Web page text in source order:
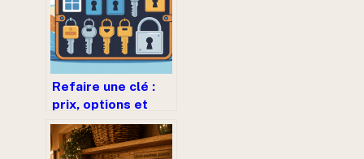
Refaire une clé :
prix, options et
astuces pour
payer le juste tarif